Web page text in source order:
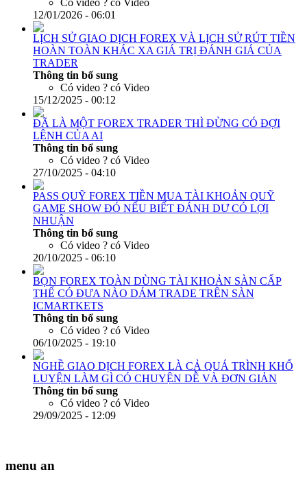
12/01/2026 - 06:01
LỊCH SỬ GIAO DỊCH FOREX VÀ LỊCH SỬ RÚT TIỀN
HOÀN TOÀN KHÁC XA GIÁ TRỊ ĐÁNH GIÁ CỦA
TRADER
Thông tin bổ sung
Có video ? có Video
15/12/2025 - 00:12
ĐÃ LÀ MỘT FOREX TRADER THÌ ĐỪNG CÓ ĐỢI
LỆNH CỦA AI
Thông tin bổ sung
Có video ? có Video
27/10/2025 - 04:10
PASS QUỸ FOREX TIỀN MUA TÀI KHOẢN QUỸ
GAME SHOW ĐÓ NẾU BIẾT ĐÁNH DƯ CÓ LỢI
NHUẬN
Thông tin bổ sung
Có video ? có Video
20/10/2025 - 06:10
BỌN FOREX TOÀN DÙNG TÀI KHOẢN SÀN CẤP
THỂ CÓ ĐƯA NÀO DÁM TRADE TRÊN SÀN
ICMARTKETS
Thông tin bổ sung
Có video ? có Video
06/10/2025 - 19:10
NGHỀ GIAO DỊCH FOREX LÀ CẢ QUÁ TRÌNH KHỔ
LUYỆN LÀM GÌ CÓ CHUYỆN DỄ VÀ ĐƠN GIẢN
Thông tin bổ sung
Có video ? có Video
29/09/2025 - 12:09
menu an